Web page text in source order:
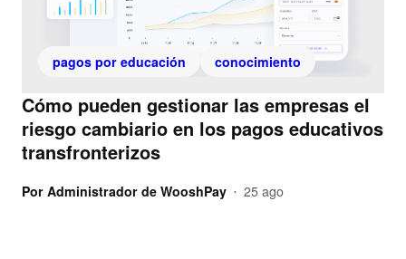
pagos por educación conocimiento
Cómo pueden gestionar las empresas el
riesgo cambiario en los pagos educativos
transfronterizos
Por Administrador de WooshPay • 25 ago